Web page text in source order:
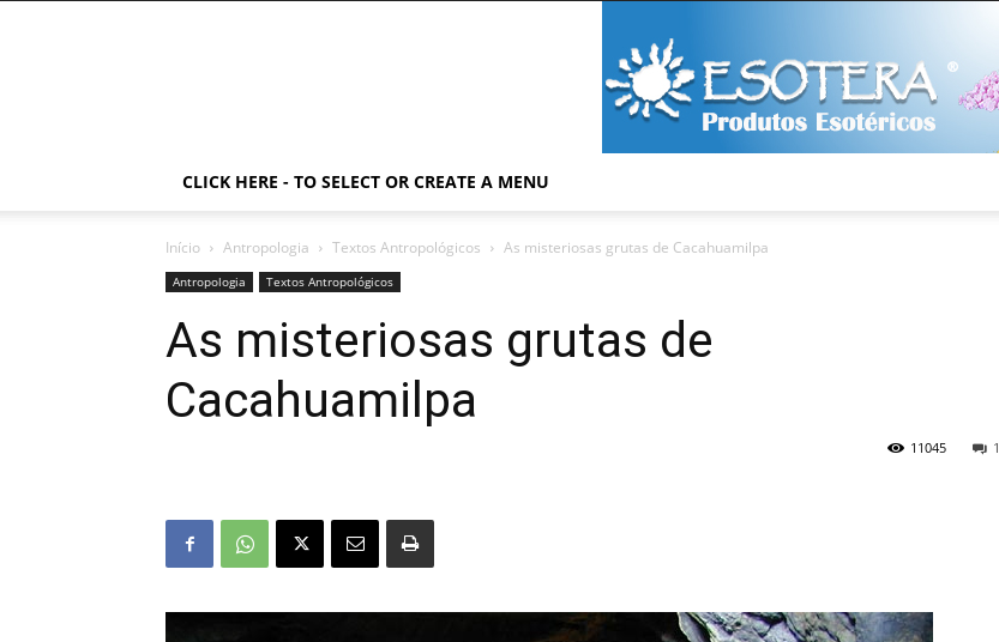
CLICK HERE - TO SELECT OR CREATE A MENU
Início Antropologia Textos Antropológicos As misteriosas grutas de Cacahuamilpa
Antropologia Textos Antropológicos
As misteriosas grutas de
Cacahuamilpa
1
11045